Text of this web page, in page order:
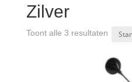
Zilver
Toont alle 3 resultaten